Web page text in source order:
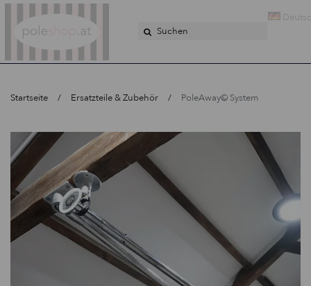
Startseite Ersatzteile & Zubehör PoleAway© System